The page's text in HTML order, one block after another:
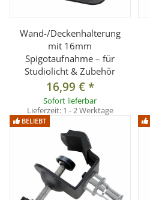
Wand-/Deckenhalterung
mit 16mm
Spigotaufnahme – für
Studiolicht & Zubehör
16,99 €*
Sofort lieferbar
Lieferzeit: 1 - 2 Werktage
BELIEBT